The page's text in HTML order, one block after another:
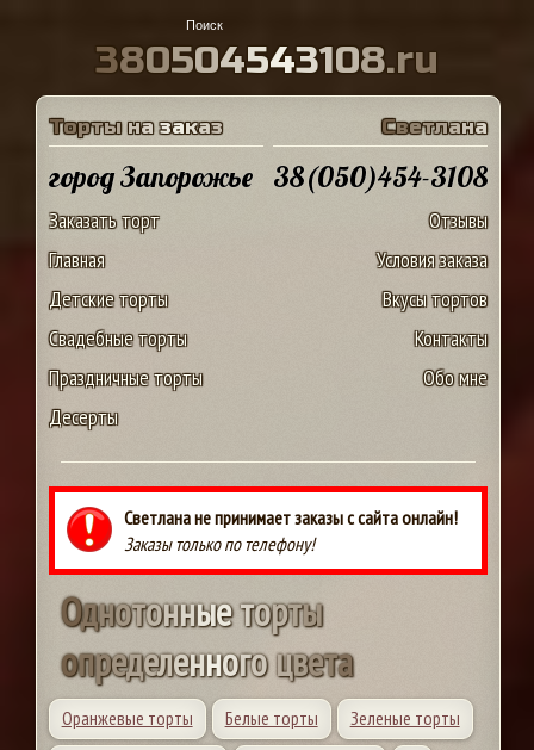
380504543108.ru
Торты на заказ
город Запорожье
Заказать торт
Главная
Детские торты
Свадебные торты
Праздничные торты
Десерты
Светлана
38(050)454-3108
Отзывы
Условия заказа
Вкусы тортов
Контакты
Обо мне
Светлана не принимает заказы с сайта онлайн!
Заказы только по телефону!
Однотонныеторты
определенногоцвета
Оранжевые торты Белые торты
Зеленые торты